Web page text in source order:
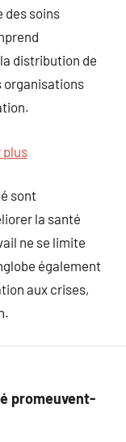
des soins
distribution de
organisations
plus
sont
la santé
ne se limite
également
aux crises,
promeuvent-